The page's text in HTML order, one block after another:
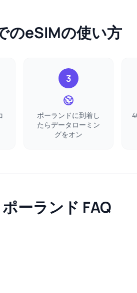
のeSIMの使い方
3
ポーランドに到着し
たらデータローミン
グをオン
ーランド FAQ